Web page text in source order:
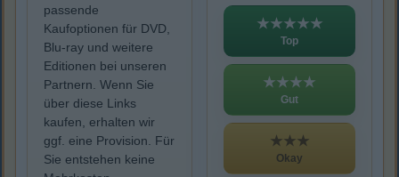
passende
Kaufoptionen für DVD,
Blu-ray und weitere
Editionen bei unseren
Partnern. Wenn Sie
über diese Links
kaufen, erhalten wir
ggf. eine Provision. Für
Sie entstehen keine
★★★★★
Top
★★★★
Gut
★★★
Okay